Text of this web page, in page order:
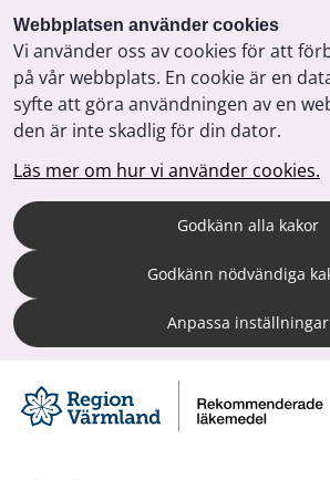
Webbplatsen använder cookies
Vi använder oss av cookies för att
på vår webbplats. En cookie är en
syfte att göra användningen av en
den är inte skadlig för din dator.
Läs mer om hur vi använder cookies.
Godkänn alla kakor
Godkänn nödvändiga
Anpassa inställningar